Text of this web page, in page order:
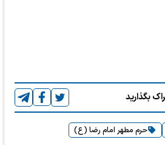
بگذارید
حرم مطهر امام رضا (ع)